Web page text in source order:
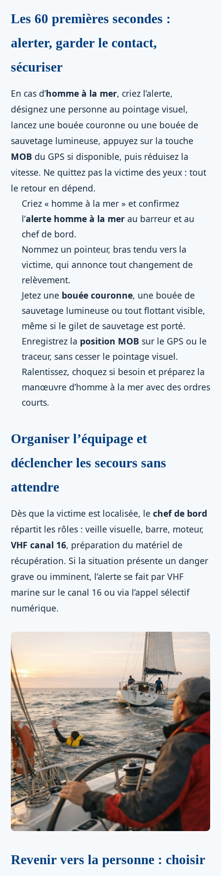
Les 60 premières secondes :
alerter, garder le contact,
sécuriser
En cas d’homme à la mer, criez l’alerte,
désignez une personne au pointage visuel,
lancez une bouée couronne ou une bouée de
sauvetage lumineuse, appuyez sur la touche
MOB du GPS si disponible, puis réduisez la
vitesse. Ne quittez pas la victime des yeux : tout
le retour en dépend.
Criez « homme à la mer » et confirmez
l’alerte homme à la mer au barreur et au
chef de bord.
Nommez un pointeur, bras tendu vers la
victime, qui annonce tout changement de
relèvement.
Jetez une bouée couronne, une bouée de
sauvetage lumineuse ou tout flottant visible,
même si le gilet de sauvetage est porté.
Enregistrez la position MOB sur le GPS ou le
traceur, sans cesser le pointage visuel.
Ralentissez, choquez si besoin et préparez la
manœuvre d’homme à la mer avec des ordres
courts.
Organiser l’équipage et
déclencher les secours sans
attendre
Dès que la victime est localisée, le chef de bord
répartit les rôles : veille visuelle, barre, moteur,
VHF canal 16, préparation du matériel de
récupération. Si la situation présente un danger
grave ou imminent, l’alerte se fait par VHF
marine sur le canal 16 ou via l’appel sélectif
numérique.
Revenir vers la personne : choisir